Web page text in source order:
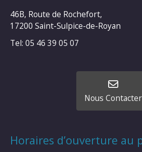
46B, Route de Rochefort,
17200 Saint-Sulpice-de-Royan
Tel: 05 46 39 05 07
Nous Contacter
Horaires d’ouverture au